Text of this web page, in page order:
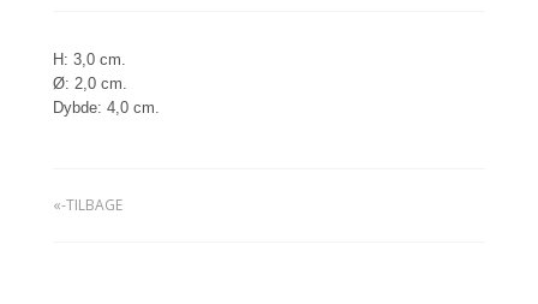
H: 3,0 cm.
Ø: 2,0 cm.
Dybde: 4,0 cm.
«-TILBAGE